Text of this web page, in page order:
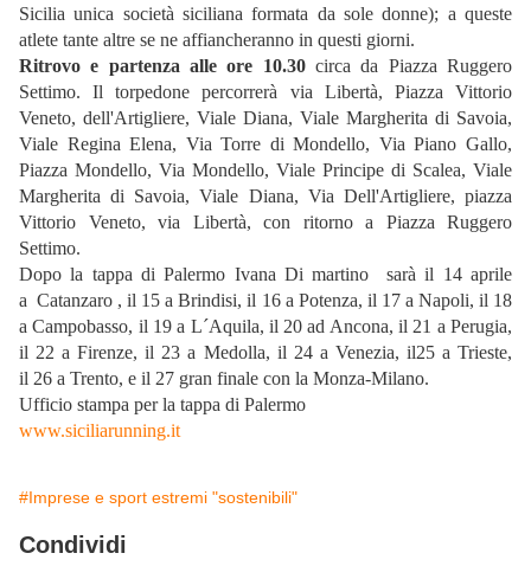
Sicilia unica società siciliana formata da sole donne); a queste
atlete tante altre se ne affiancheranno in questi giorni.
Ritrovo e partenza alle ore 10.30circa da Piazza Ruggero
Settimo. Il torpedone percorrerà via Libertà, Piazza Vittorio
Veneto, dell'Artigliere, Viale Diana, Viale Margherita di Savoia,
Viale Regina Elena, Via Torre di Mondello, Via Piano Gallo,
Piazza Mondello, Via Mondello, Viale Principe di Scalea, Viale
Margherita di Savoia, Viale Diana, Via Dell'Artigliere, piazza
Vittorio Veneto, via Libertà, con ritorno a Piazza Ruggero
Settimo.
Dopo la tappa di Palermo Ivana Di martino sarà il 14 aprile
a Catanzaro , il 15 a Brindisi, il 16 a Potenza, il 17 a Napoli, il 18
a Campobasso, il 19 a L´Aquila, il 20 ad Ancona, il 21 a Perugia,
il 22 a Firenze, il 23 a Medolla, il 24 a Venezia, il25 a Trieste,
il 26 a Trento, e il 27 gran finale con la Monza-Milano.
Ufficio stampa per la tappa di Palermo
www.siciliarunning.it
#Imprese e sport estremi "sostenibili"
Condividi